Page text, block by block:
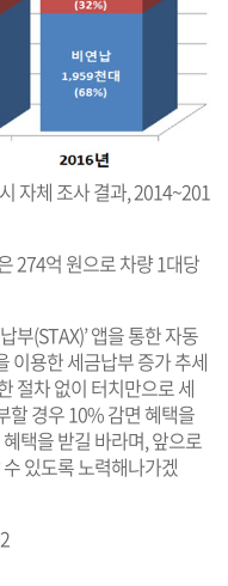
자체 조사 결과, 2014~201
274억 원으로 차량 1대당
부(STAX)’ 앱을 통한 자동
이용한 세금납부 증가 추세
절차 없이 터치만으로 세
할 경우 10% 감면 혜택을
택을 받길 바라며, 앞으로
있도록 노력해나가겠